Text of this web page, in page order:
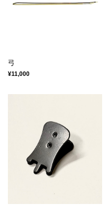
弓
¥11,000